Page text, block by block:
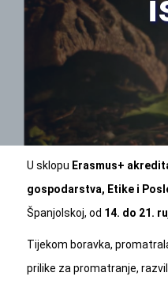
U sklopu Erasmus+
gospodarstva, Etike i
Španjolskoj, od 14. do 21.
Tijekom boravka,
prilike za promatranje,